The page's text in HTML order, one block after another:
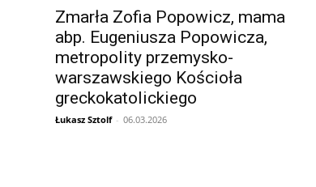
Zmarła Zofia Popowicz, mama
abp. Eugeniusza Popowicza,
metropolity przemysko-
warszawskiego Kościoła
greckokatolickiego
Łukasz Sztolf - 06.03.2026